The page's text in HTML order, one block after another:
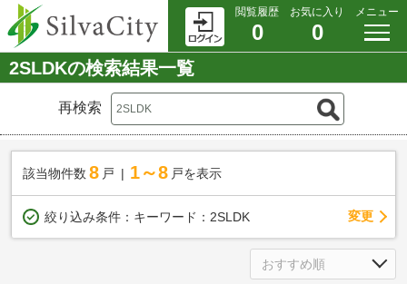
閲覧履歴
0
お気に入り
0
メニュー
2SLDKの検索結果一覧
再検索
該当物件数 8 戸 1～8 戸を表示
絞り込み条件： キーワード：2SLDK 変更